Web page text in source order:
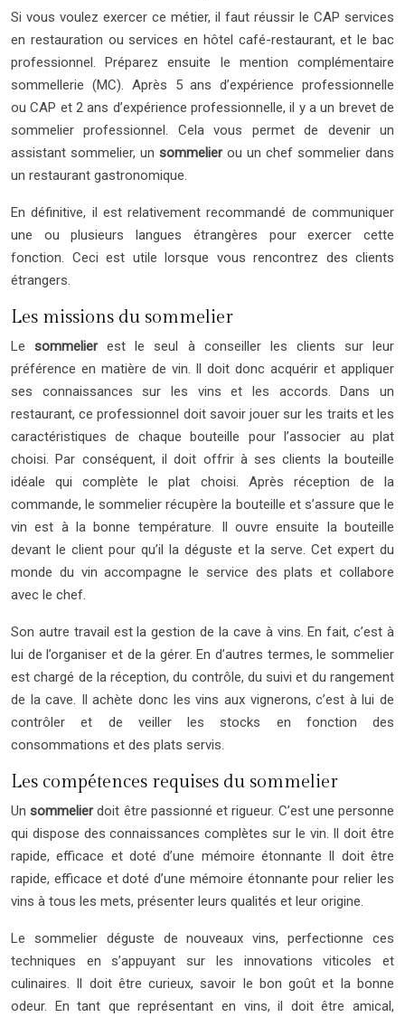
Si vous voulez exercer ce métier, il faut réussir le CAP services
en restauration ou services en hôtel café-restaurant, et le bac
professionnel. Préparez ensuite le mention complémentaire
sommellerie (MC). Après 5 ans d’expérience professionnelle
ou CAP et 2 ans d’expérience professionnelle, il y a un brevet de
sommelier professionnel. Cela vous permet de devenir un
assistant sommelier, un sommelierou un chef sommelier dans
un restaurant gastronomique.
En définitive, il est relativement recommandé de communiquer
une ou plusieurs langues étrangères pour exercer cette
fonction. Ceci est utile lorsque vous rencontrez des clients
étrangers.
Les missions du sommelier
Lesommelierest le seul à conseiller les clients sur leur
préférence en matière de vin. Il doit donc acquérir et appliquer
ses connaissances sur les vins et les accords. Dans un
restaurant, ce professionnel doit savoir jouer sur les traits et les
caractéristiques de chaque bouteille pour l’associer au plat
choisi. Par conséquent, il doit offrir à ses clients la bouteille
idéale qui complète le plat choisi. Après réception de la
commande, le sommelier récupère la bouteille et s’assure que le
vin est à la bonne température. Il ouvre ensuite la bouteille
devant le client pour qu’il la déguste et la serve. Cet expert du
monde du vin accompagne le service des plats et collabore
avec le chef.
Son autre travail est la gestion de la cave à vins. En fait, c’est à
lui de l’organiser et de la gérer. En d’autres termes, le sommelier
est chargé de la réception, du contrôle, du suivi et du rangement
de la cave. Il achète donc les vins aux vignerons, c’est à lui de
contrôler et de veiller les stocks en fonction des
consommations et des plats servis.
Les compétences requises du sommelier
Unsommelierdoit être passionné et rigueur. C’est une personne
qui dispose des connaissances complètes sur le vin. Il doit être
rapide, efficace et doté d’une mémoire étonnante Il doit être
rapide, efficace et doté d’une mémoire étonnante pour relier les
vins à tous les mets, présenter leurs qualités et leur origine.
Le sommelier déguste de nouveaux vins, perfectionne ces
techniques en s’appuyant sur les innovations viticoles et
culinaires. Il doit être curieux, savoir le bon goût et la bonne
odeur. En tant que représentant en vins, il doit être amical,